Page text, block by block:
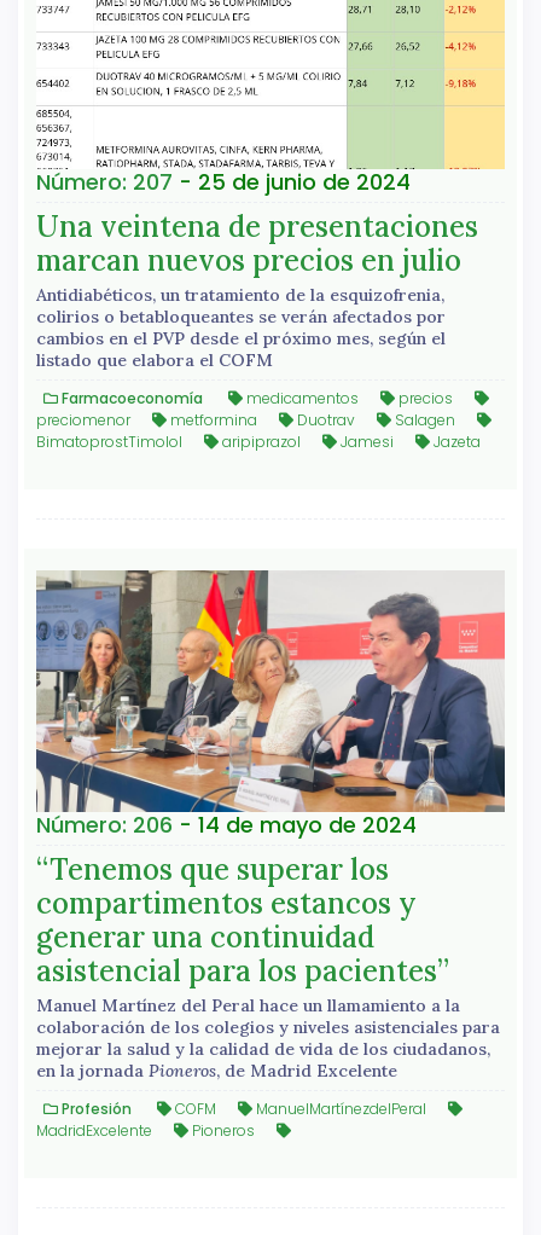
Número: 207 - 25 de junio de 2024
Una veintena de presentaciones
marcan nuevos precios en julio
Antidiabéticos, un tratamiento de la esquizofrenia,
colirios o betabloqueantes se verán afectados por
cambios en el PVP desde el próximo mes, según el
listado que elabora el COFM
Farmacoeconomía medicamentos
precios
preciomenor
metformina Duotrav
Salagen
BimatoprostTimolol
aripiprazol Jamesi Jazeta
Número: 206 - 14 de mayo de 2024
“Tenemos que superar los
compartimentos estancos y
generar una continuidad
asistencial para los pacientes”
Manuel Martínez del Peral hace un llamamiento a la
colaboración de los colegios y niveles asistenciales para
mejorar la salud y la calidad de vida de los ciudadanos,
en la jornada Pioneros, de Madrid Excelente
Profesión COFM
ManuelMartínezdelPeral
MadridExcelente
Pioneros